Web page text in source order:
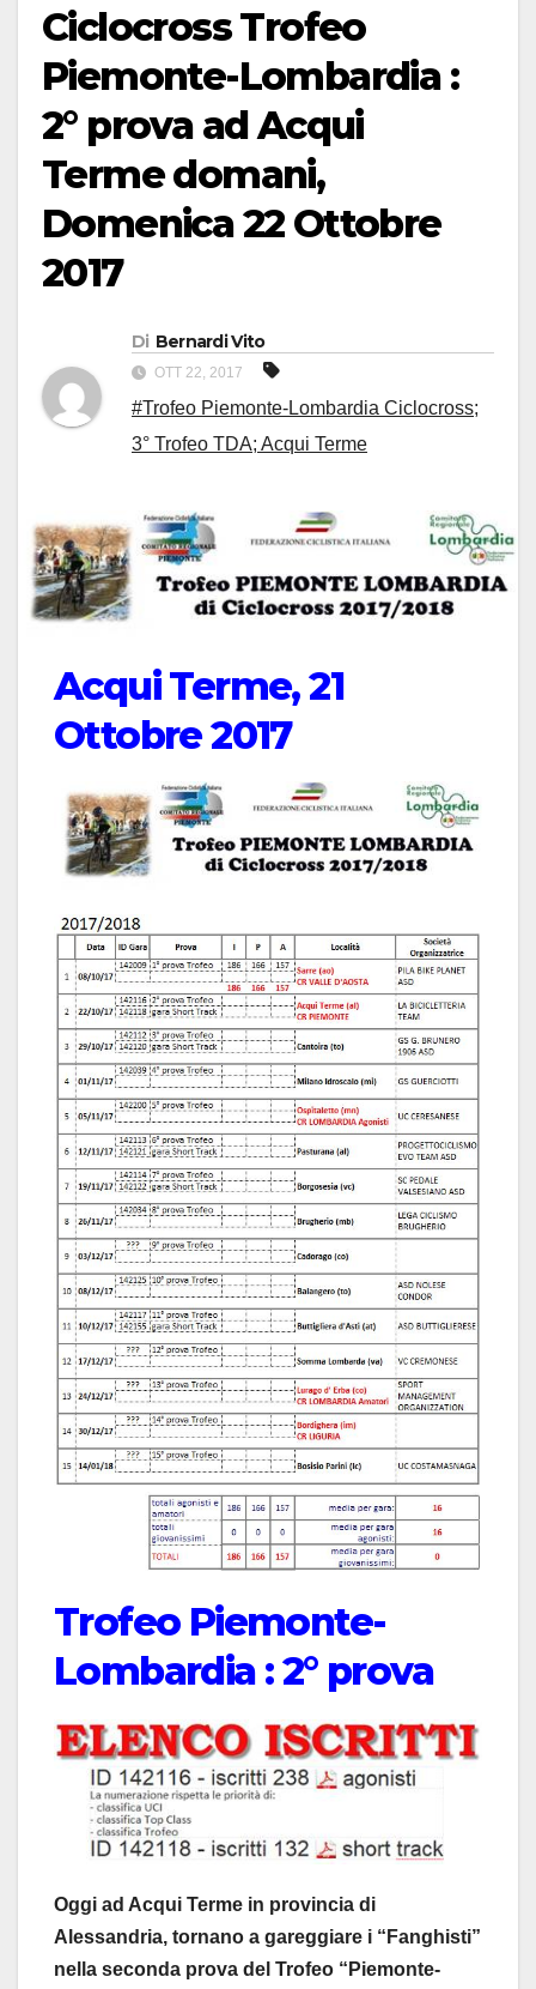
Ciclocross Trofeo
Piemonte-Lombardia :
2° prova ad Acqui
Terme domani,
Domenica 22 Ottobre
2017
Di Bernardi Vito
OTT 22, 2017
#Trofeo Piemonte-Lombardia Ciclocross;
3° Trofeo TDA; Acqui Terme
Acqui Terme, 21
Ottobre 2017
Trofeo Piemonte-
Lombardia : 2° prova
Oggi ad Acqui Terme in provincia di
Alessandria, tornano a gareggiare i “Fanghisti”
nella seconda prova del Trofeo “Piemonte-